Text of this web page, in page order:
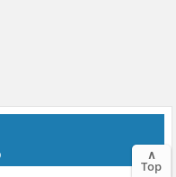
∧
Top